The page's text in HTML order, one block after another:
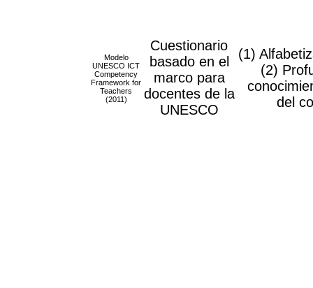
Modelo
UNESCO ICT
Competency
Framework for
Teachers
(2011)
Cuestionario
basado en el
marco para
docentes de la
UNESCO
(1)
(2)
del